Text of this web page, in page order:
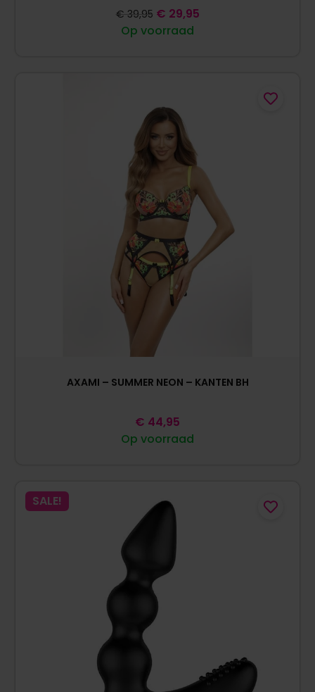
Op voorraad
€ 39,95 € 29,95
AXAMI – SUMMER NEON – KANTEN BH
Op voorraad
€ 44,95
SALE!